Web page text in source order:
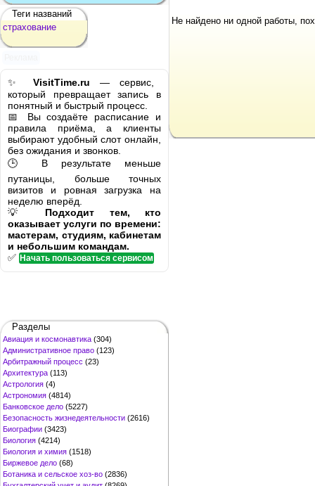
Теги названий
страхование
✨ VisitTime.ru — сервис,
который превращает запись в
понятный и быстрый процесс.
📅 Вы создаёте расписание и
правила приёма, а клиенты
выбирают удобный слот онлайн,
без ожидания и звонков.
🕒 В результате меньше
путаницы, больше точных
визитов и ровная загрузка на
неделю вперёд.
💡 Подходит тем, кто
оказывает услуги по времени:
мастерам, студиям, кабинетам
и небольшим командам.
✅ Начать пользоваться сервисом
Разделы
Авиация и космонавтика (304)
Административное право (123)
Арбитражный процесс (23)
Архитектура (113)
Астрология (4)
Астрономия (4814)
Банковское дело (5227)
Безопасность жизнедеятельности (2616)
Биографии (3423)
Биология (4214)
Биология и химия (1518)
Биржевое дело (68)
Ботаника и сельское хоз-во (2836)
Не найдено ни одной работы,